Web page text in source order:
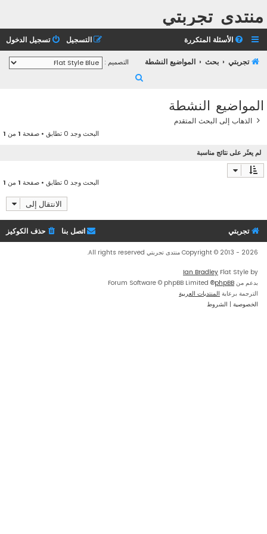
منتدى تجربتي
الأسئلة المتكررة تسجيل الدخول التسجيل
تجربتي بحث المواضيع النشطة التصميم :
المواضيع النشطة
الذهاب إلى البحث المتقدم
البحث وجد 0 تطابق • صفحة 1 من 1
لم يعثَر على نتائج مناسبة
البحث وجد 0 تطابق • صفحة 1 من 1
الانتقال إلى
تجربتي حذف الكوكيز اتصل بنا
Copyright © 2013 - 2026 منتدى تجربتي All rights reserved.
Flat Style by
Ian Bradley
بدعم من phpBB
® Forum Software © phpBB Limited
الترجمة برعاية المنتديات العربية
الخصوصية | الشروط